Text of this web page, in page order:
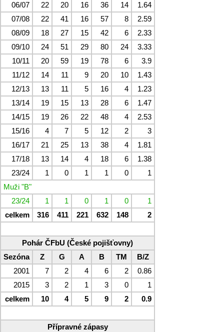
06/07
22 20 16 36 14
1.64
07/08
22 41 16 57 8
2.59
08/09
18 27 15 42 6
2.33
09/10
24 51 29 80 24
3.33
10/11
20 59 19 78 6
3.9
11/12
14 11 9 20 10
1.43
12/13
13 11 5 16 4
1.23
13/14
19 15 13 28 6
1.47
14/15
19 26 22 48 4
2.53
15/16
4 7 5 12 2
3
16/17
21 25 13 38 4
1.81
17/18
13 14 4 18 6
1.38
23/24
1 0 1 1 0
1
Muži "B"
23/24
1 1 0 1 0
1
celkem
316 411 221 632 148 2
Pohár ČFbU (České pojišťovny)
Sezóna
Z G A B TM
B/Z
2001
7 2 4 6 2
0.86
2015
3 2 1 3 0
1
celkem
10 4 5 9 2 0.9
Přípravné zápasy